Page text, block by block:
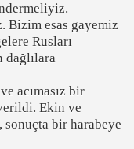
Bizim esas gayemiz
Rusları
dağlılara
acımasız bir
Ekin ve
bir harabeye